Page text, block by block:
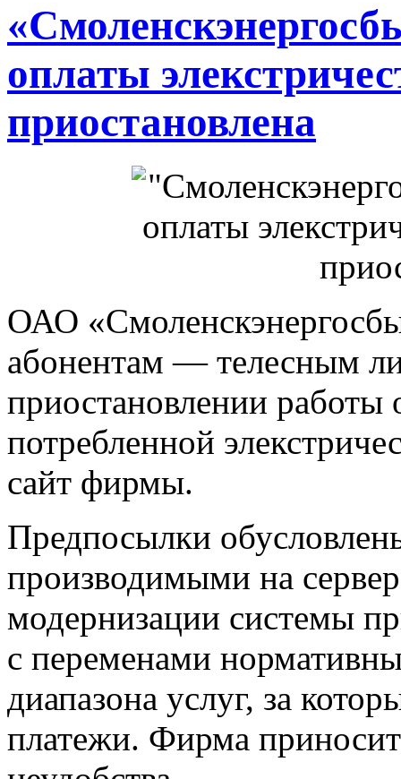
оплаты
приостановлена
ОАО
абонентам — телесным
приостановлении работы
потребленной
сайт фирмы.
Предпосылки
производимыми на
модернизации системы
с переменами
диапазона услуг, за
платежи. Фирма